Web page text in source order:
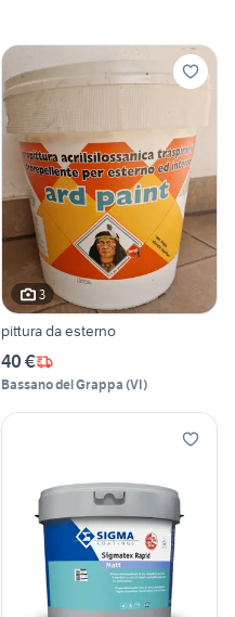
3
pittura da esterno
40 €
Bassano del Grappa (VI)